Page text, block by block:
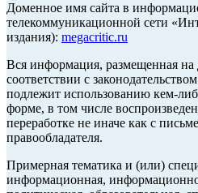
Доменное имя сайта в
телекоммуникационной сети
издания): megacritic.ru
Вся информация, размещенная на
соответствии с
подлежит использованию кем-
форме, в том числе
переработке не иначе как с
правообладателя.
Примерная тематика и (или)
информационная,